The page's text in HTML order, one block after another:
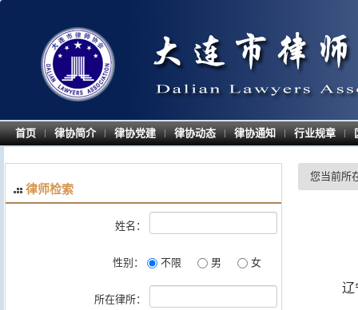
首页 | 律协简介 | 律协党建 | 律协动态 | 律协通知 | 行业规章 |
律师检索
姓名：
性别： 不限 男 女
所在律所：
您当前所